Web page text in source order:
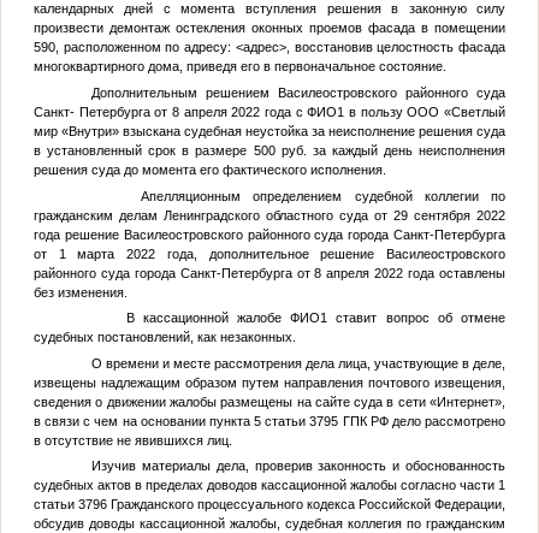
календарных дней с момента вступления решения в законную силу
произвести демонтаж остекления оконных проемов фасада в помещении
590, расположенном по адресу: <адрес>, восстановив целостность фасада
многоквартирного дома, приведя его в первоначальное состояние.
Дополнительным решением Василеостровского районного суда
Санкт- Петербурга от 8 апреля 2022 года сФИО1 в пользу ООО «Светлый
мир «Внутри» взыскана судебная неустойка за неисполнение решения суда
в установленный срок в размере 500 руб. за каждый день неисполнения
решения суда до момента его фактического исполнения.
Апелляционным определением судебной коллегии по
гражданским делам Ленинградского областного суда от 29 сентября 2022
года решение Василеостровского районного суда города Санкт-Петербурга
от 1 марта 2022 года, дополнительное решение Василеостровского
районного суда города Санкт-Петербурга от 8 апреля 2022 года оставлены
без изменения.
В кассационной жалобеФИО1
ставит вопрос об отмене
судебных постановлений, как незаконных.
О времени и месте рассмотрения дела лица, участвующие в деле,
извещены надлежащим образом путем направления почтового извещения,
сведения о движении жалобы размещены на сайте суда в сети «Интернет»,
в связи с чем на основании пункта 5 статьи 3795 ГПК РФ дело рассмотрено
в отсутствие не явившихся лиц.
Изучив материалы дела, проверив законность и обоснованность
судебных актов в пределах доводов кассационной жалобы согласно части 1
статьи 3796 Гражданского процессуального кодекса Российской Федерации,
обсудив доводы кассационной жалобы, судебная коллегия по гражданским